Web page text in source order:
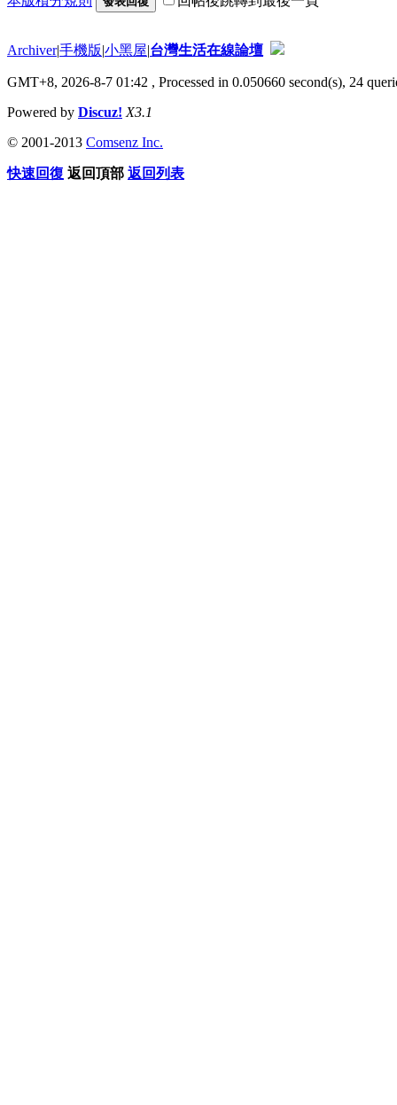
Archiver|手機版|小黑屋|台灣生活在線論壇
GMT+8, 2026-8-7 01:42 , Processed in 0.050660 second(s), 24
Powered by Discuz! X3.1
© 2001-2013 Comsenz Inc.
快速回復 返回頂部 返回列表